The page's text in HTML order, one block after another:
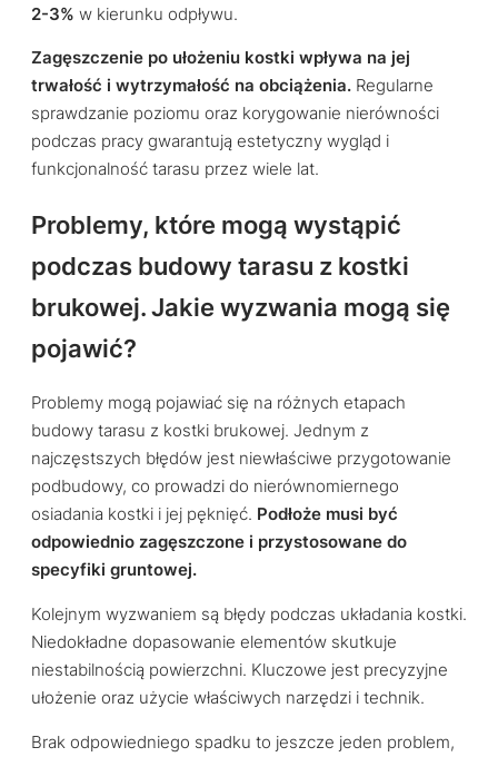
2-3% w kierunku odpływu.
Zagęszczenie po ułożeniu kostki wpływa na jej
trwałość i wytrzymałość na obciążenia. Regularne
sprawdzanie poziomu oraz korygowanie nierówności
podczas pracy gwarantują estetyczny wygląd i
funkcjonalność tarasu przez wiele lat.
Problemy, które mogą wystąpić
podczas budowy tarasu z kostki
brukowej. Jakie wyzwania mogą się
pojawić?
Problemy mogą pojawiać się na różnych etapach
budowy tarasu z kostki brukowej. Jednym z
najczęstszych błędów jest niewłaściwe przygotowanie
podbudowy, co prowadzi do nierównomiernego
osiadania kostki i jej pęknięć. Podłoże musi być
odpowiednio zagęszczone i przystosowane do
specyfiki gruntowej.
Kolejnym wyzwaniem są błędy podczas układania kostki.
Niedokładne dopasowanie elementów skutkuje
niestabilnością powierzchni. Kluczowe jest precyzyjne
ułożenie oraz użycie właściwych narzędzi i technik.
Brak odpowiedniego spadku to jeszcze jeden problem,